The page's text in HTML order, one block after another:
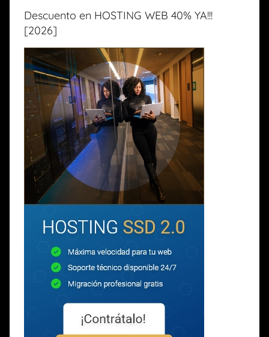
Descuento en HOSTING WEB 40% YA!!!
[2026]